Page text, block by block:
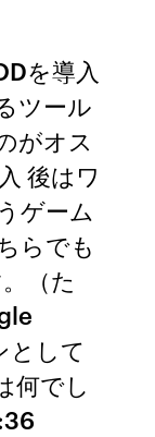
を導入
ツール
がオス
後はワ
ゲーム
らでも
（た
として
何でし